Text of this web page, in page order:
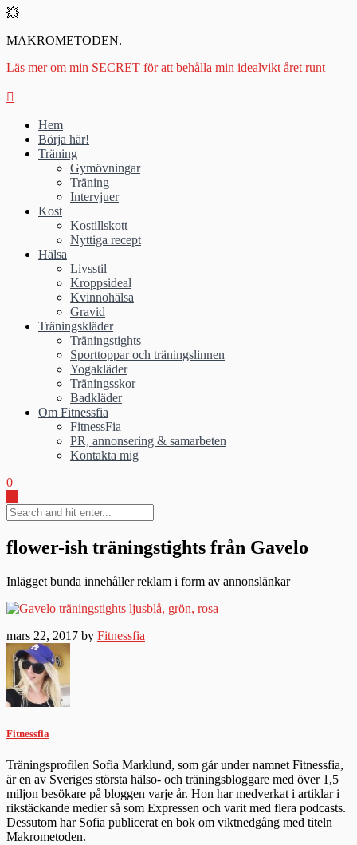
💥
MAKROMETODEN.
Läs mer om min SECRET för att behålla min idealvikt året runt
Hem
Börja här!
Träning
Gymövningar
Träning
Intervjuer
Kost
Kostillskott
Nyttiga recept
Hälsa
Livsstil
Kroppsideal
Kvinnohälsa
Gravid
Träningskläder
Träningstights
Sporttoppar och träningslinnen
Yogakläder
Träningsskor
Badkläder
Om Fitnessfia
FitnessFia
PR, annonsering & samarbeten
Kontakta mig
0
flower-ish träningstights från Gavelo
Inlägget bunda innehåller reklam i form av annonslänkar
mars 22, 2017 by Fitnessfia
Fitnessfia
Träningsprofilen Sofia Marklund, som går under namnet Fitnessfia,
är en av Sveriges största hälso- och träningsbloggare med över 1,5
miljon besökare på bloggen varje år. Hon har medverkat i artiklar i
rikstäckande medier så som Expressen och varit med flera podcasts.
Dessutom har Sofia publicerat en bok om viktnedgång med titeln
Makrometoden.